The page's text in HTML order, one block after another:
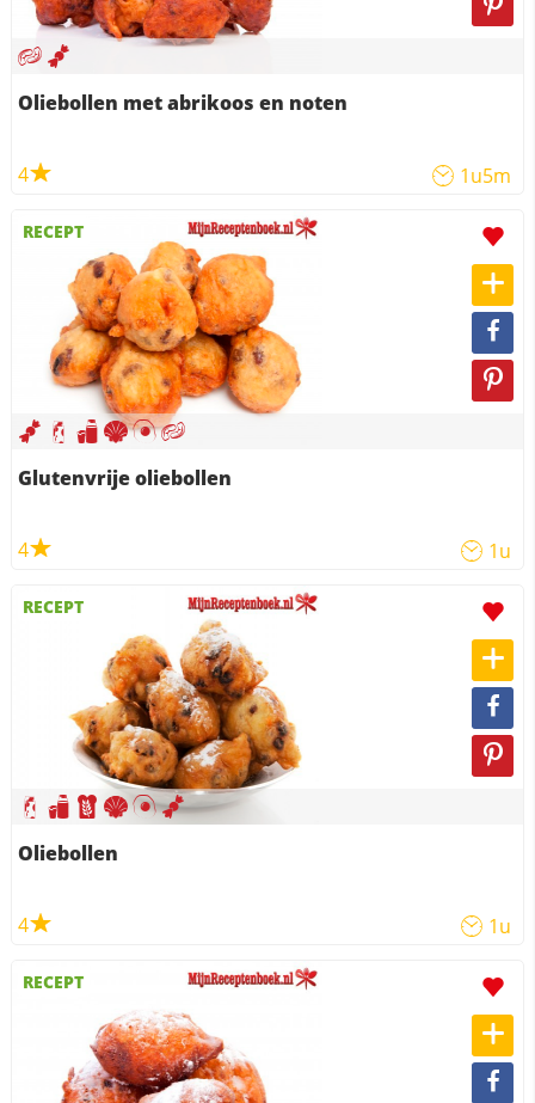
Oliebollen met abrikoos en noten
4 1u5m
RECEPT
Glutenvrije oliebollen
4 1u
RECEPT
Oliebollen
4 1u
RECEPT